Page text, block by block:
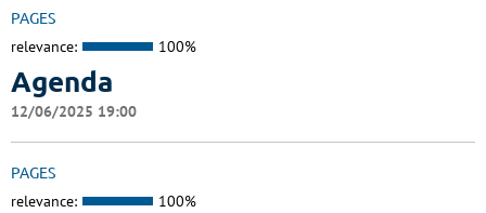
PAGES
relevance: 100%
Agenda
12/06/2025 19:00
PAGES
relevance: 100%